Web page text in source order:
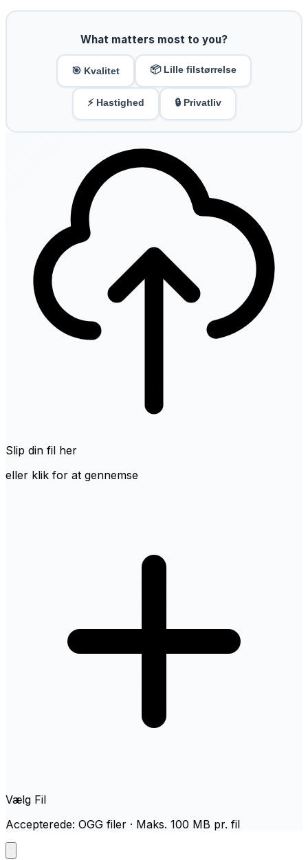
What matters most to you?
🎯 Kvalitet 📦 Lille filstørrelse
⚡ Hastighed 🔒 Privatliv
Slip din fil her
eller klik for at gennemse
Vælg Fil
Accepterede: OGG filer · Maks. 100 MB pr. fil